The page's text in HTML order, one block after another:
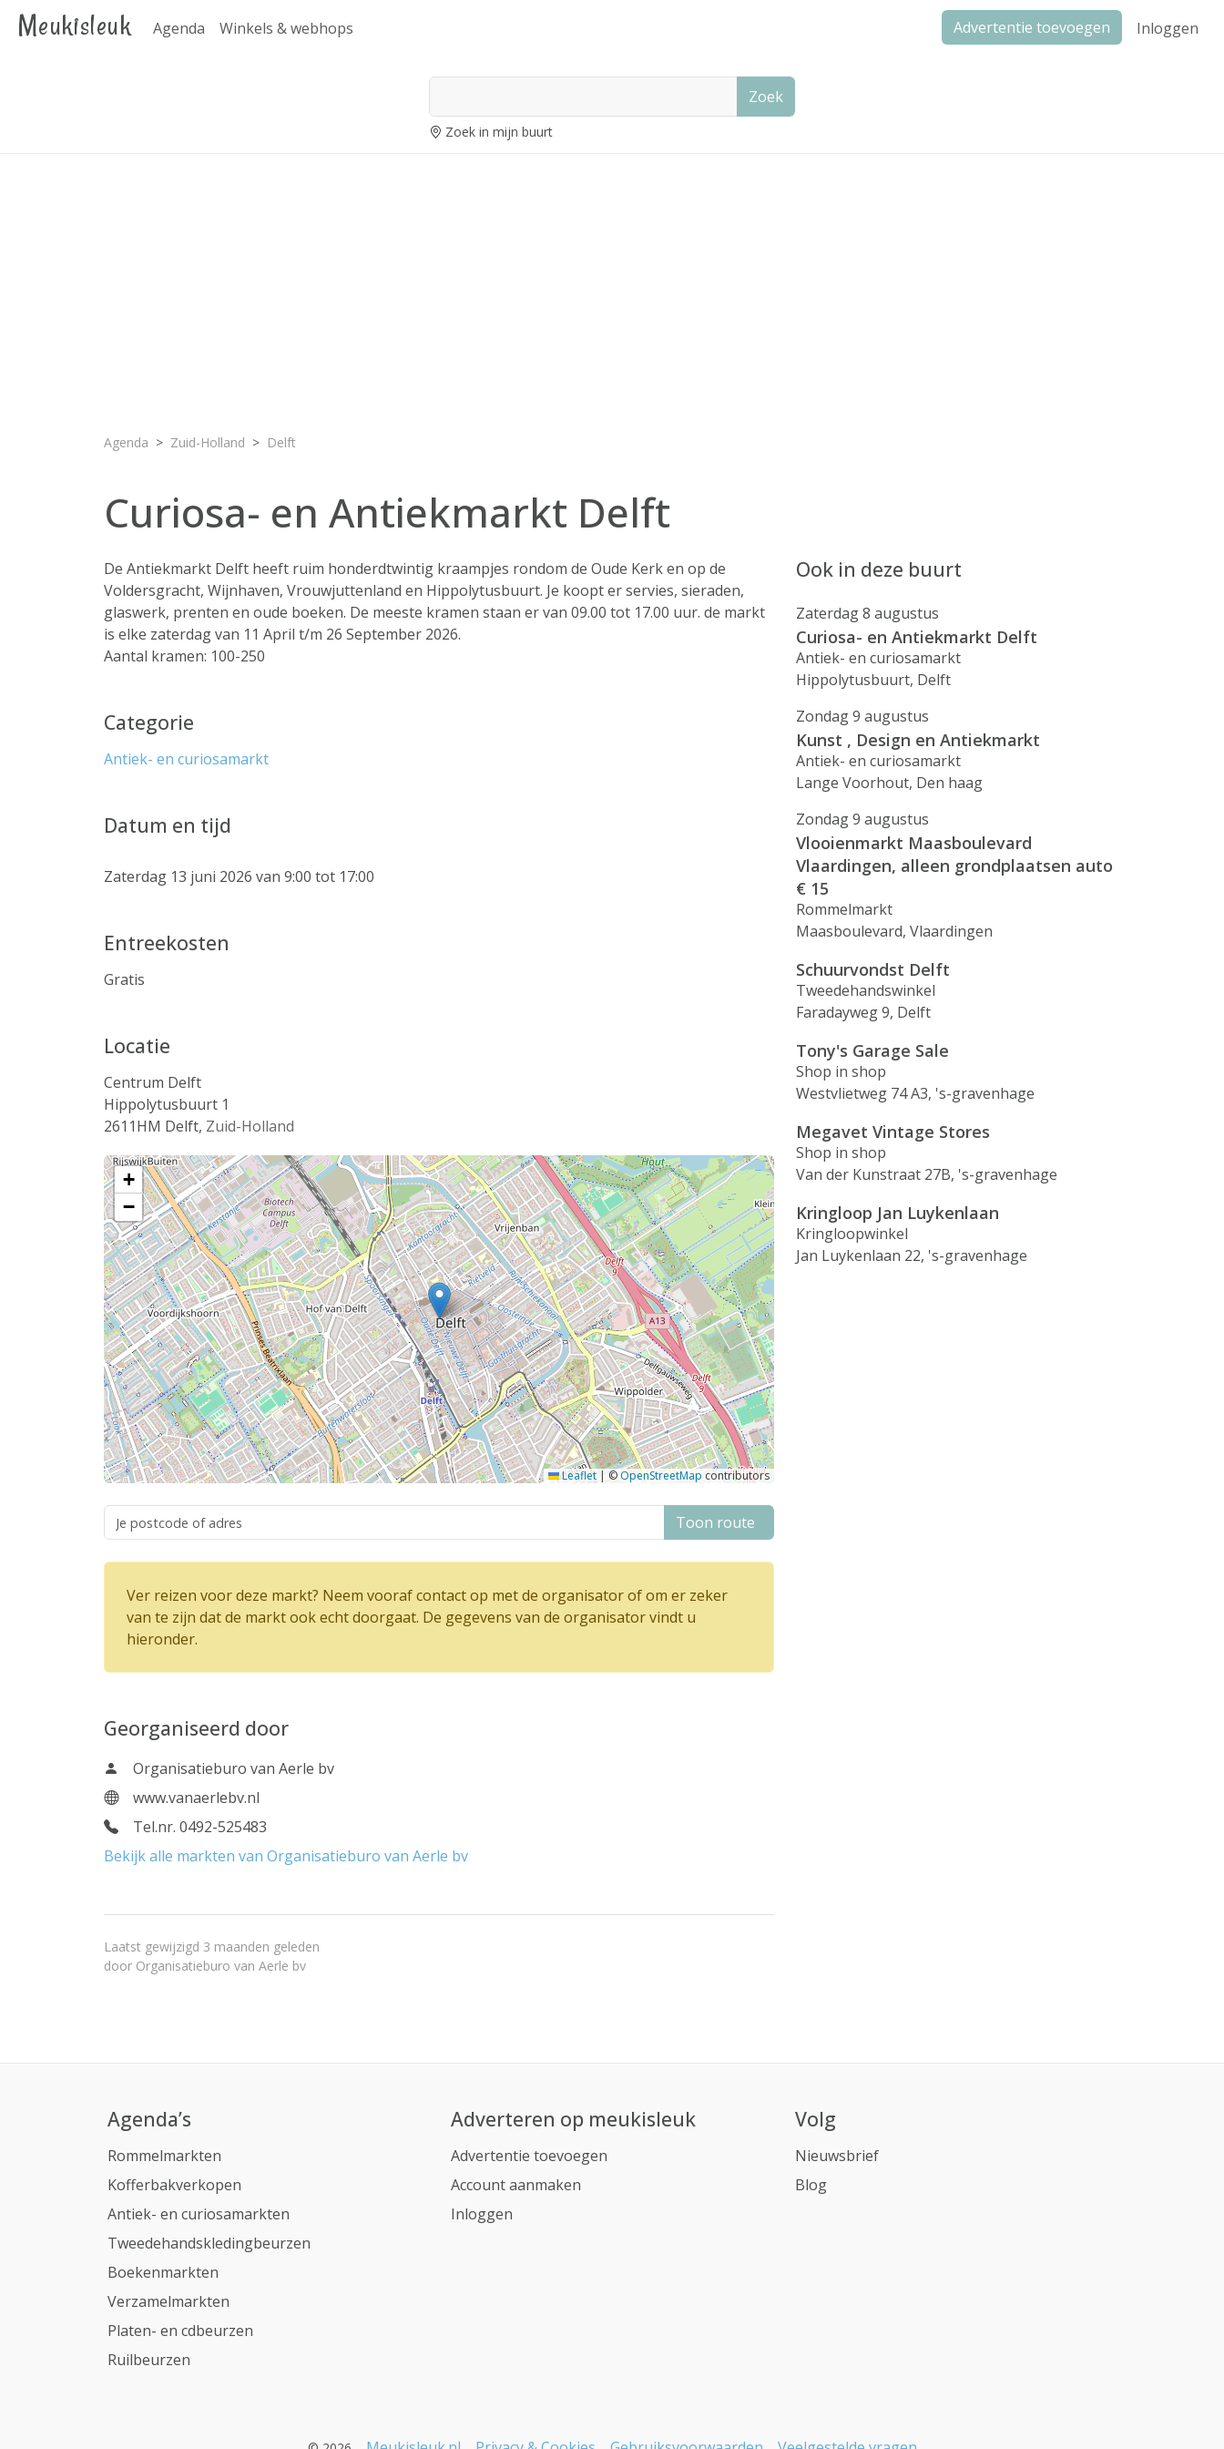
Meukisleuk Agenda Winkels & webhops Advertentie toevoegen Inloggen
Zoek
Zoek in mijn buurt
Agenda Zuid-Holland Delft
Curiosa- en Antiekmarkt Delft
De Antiekmarkt Delft heeft ruim honderdtwintig kraampjes rondom de Oude Kerk en op de
Voldersgracht, Wijnhaven, Vrouwjuttenland en Hippolytusbuurt. Je koopt er servies, sieraden,
glaswerk, prenten en oude boeken. De meeste kramen staan er van 09.00 tot 17.00 uur. de markt
is elke zaterdag van 11 April t/m 26 September 2026.
Aantal kramen: 100-250
Categorie
Antiek- en curiosamarkt
Datum en tijd
Zaterdag 13 juni 2026 van 9:00 tot 17:00
Entreekosten
Gratis
Locatie
Centrum Delft
Hippolytusbuurt 1
2611HM Delft, Zuid-Holland
+
−
Leaflet | ©OpenStreetMap contributors
Toon route
Ver reizen voor deze markt? Neem vooraf contact op met de organisator of om er zeker
van te zijn dat de markt ook echt doorgaat. De gegevens van de organisator vindt u
hieronder.
Georganiseerd door
Organisatieburo van Aerle bv
www.vanaerlebv.nl
Tel.nr. 0492-525483
Bekijk alle markten van Organisatieburo van Aerle bv
Laatst gewijzigd 3 maanden geleden
door Organisatieburo van Aerle bv
Ook in deze buurt
Zaterdag 8 augustus
Curiosa- en Antiekmarkt Delft
Antiek- en curiosamarkt
Hippolytusbuurt, Delft
Zondag 9 augustus
Kunst , Design en Antiekmarkt
Antiek- en curiosamarkt
Lange Voorhout, Den haag
Zondag 9 augustus
Vlooienmarkt Maasboulevard
Vlaardingen, alleen grondplaatsen auto
€ 15
Rommelmarkt
Maasboulevard, Vlaardingen
Schuurvondst Delft
Tweedehandswinkel
Faradayweg 9, Delft
Tony's Garage Sale
Shop in shop
Westvlietweg 74 A3, 's-gravenhage
Megavet Vintage Stores
Shop in shop
Van der Kunstraat 27B, 's-gravenhage
Kringloop Jan Luykenlaan
Kringloopwinkel
Jan Luykenlaan 22, 's-gravenhage
Agenda’s
Rommelmarkten
Kofferbakverkopen
Antiek- en curiosamarkten
Tweedehandskledingbeurzen
Boekenmarkten
Verzamelmarkten
Platen- en cdbeurzen
Ruilbeurzen
Adverteren op meukisleuk
Advertentie toevoegen
Account aanmaken
Inloggen
Volg
Nieuwsbrief
Blog